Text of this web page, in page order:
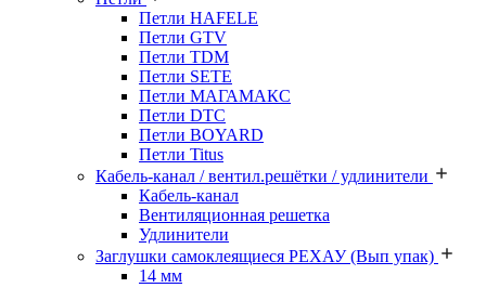
Петли HAFELE
Петли GTV
Петли TDM
Петли SETE
Петли МАГАМАКС
Петли DTC
Петли BOYARD
Петли Titus
Кабель-канал / вентил.решётки / удлинители
Кабель-канал
Вентиляционная решетка
Удлинители
Заглушки самоклеящиеся РЕХАУ (Вып упак)
14 мм